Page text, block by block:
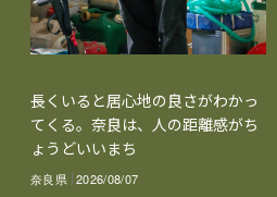
長くいると居心地の良さがわかっ
てくる。奈良は、人の距離感がち
ょうどいいまち
奈良県 2026/08/07